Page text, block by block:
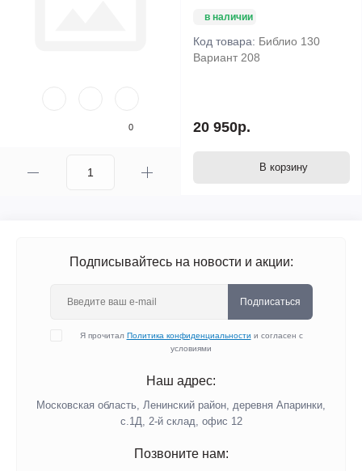
0
в наличии
Код товара: Библио 130
Вариант 208
20 950р.
В корзину
Подписывайтесь на новости и акции:
Подписаться
Я прочитал Политика конфиденциальности и согласен с
условиями
Наш адрес:
Московская область, Ленинский район, деревня Апаринки,
с.1Д, 2-й склад, офис 12
Позвоните нам: